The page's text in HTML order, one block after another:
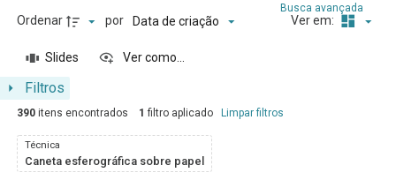
Filtros
Busca avançada
Ordenar por Data de criação Ver em:
Slides Ver como...
390itens encontrados 1 filtro aplicado Limpar filtros
Técnica
Caneta esferográfica sobre papel